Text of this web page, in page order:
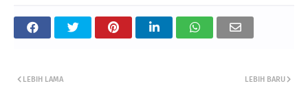
LEBIH BARU
LEBIH LAMA